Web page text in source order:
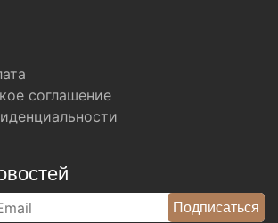
соглашение